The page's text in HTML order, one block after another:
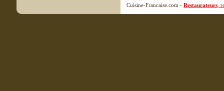
Cuisine-Francaise.com - Restaurateurs ,